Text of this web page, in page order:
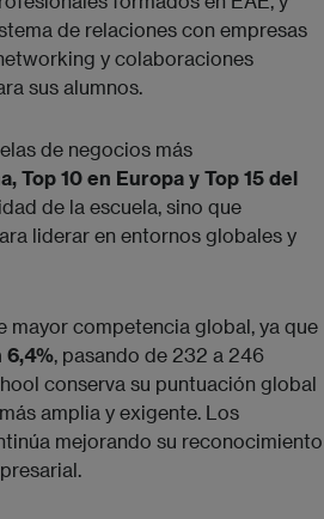
de relaciones con empresas
y colaboraciones
sus alumnos.
de negocios más
Top 10 en Europa y Top 15 del
de la escuela, sino que
liderar en entornos globales y
mayor competencia global, ya que
6,4%, pasando de 232 a 246
conserva su puntuación global
amplia y exigente. Los
mejorando su reconocimiento